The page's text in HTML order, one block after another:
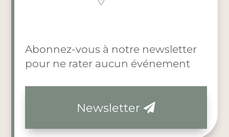
Abonnez-vous à notre newsletter
pour ne rater aucun événement
Newsletter